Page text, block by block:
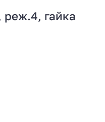
реж.4, гайка